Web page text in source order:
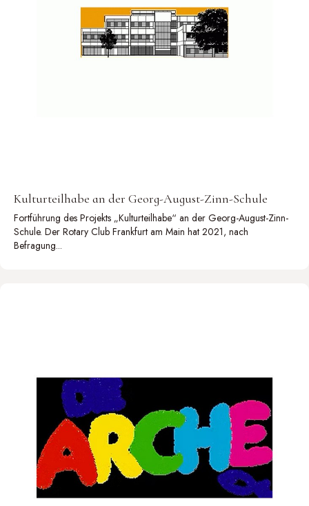
Kulturteilhabe an der Georg-August-Zinn-Schule
Fortführung des Projekts „Kulturteilhabe“ an der Georg-August-Zinn-
Schule. Der Rotary Club Frankfurt am Main hat 2021, nach
Befragung...